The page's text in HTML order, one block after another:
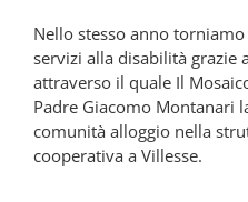
Nello stesso anno
servizi alla disabilità grazie
attraverso il quale Il
Padre Giacomo Montanari
comunità alloggio nella
cooperativa a Villesse.